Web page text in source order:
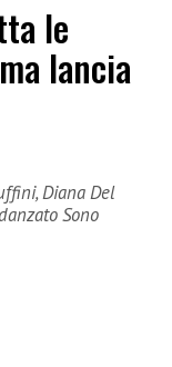
le
lancia
Diana Del
Sono